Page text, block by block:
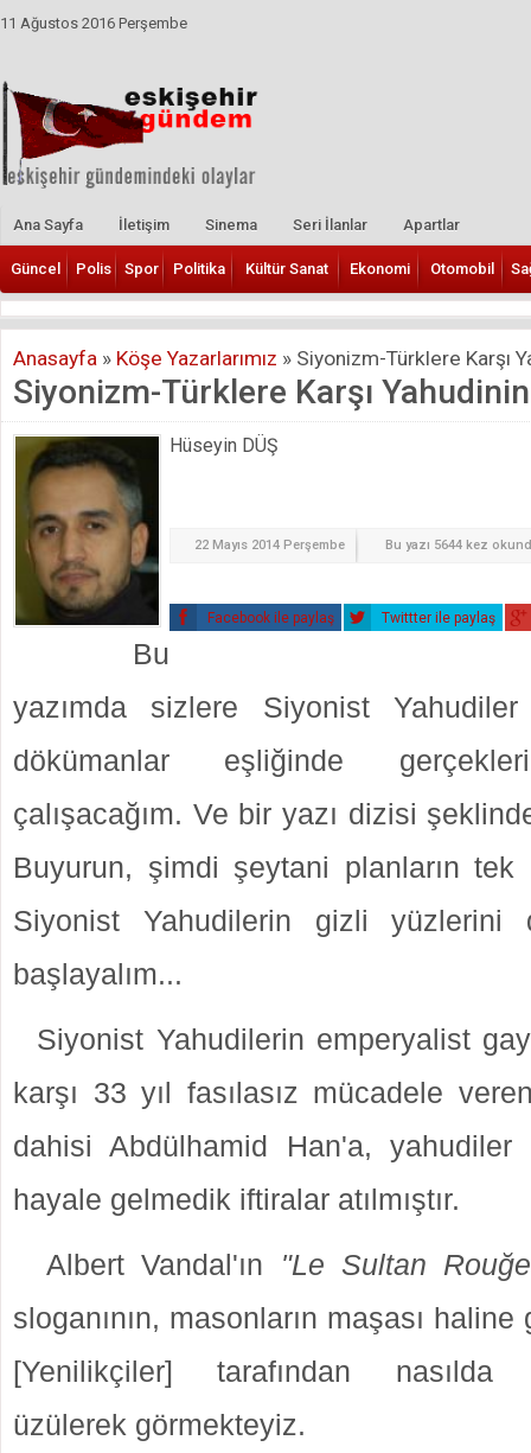
11 Ağustos 2016 Perşembe
Ana Sayfa İletişim Sinema Seri İlanlar Apartlar
Güncel Polis Spor Politika Kültür Sanat Ekonomi Otomobil
Anasayfa » Köşe Yazarlarımız » Siyonizm-Türklere Karşı
Siyonizm-Türklere Karşı
Hüseyin DÜŞ
22 Mayıs 2014 Perşembe Bu yazı 5644 kez
Facebook ile paylaş Twittter ile paylaş
Bu
yazımda sizlere Siyonist
dökümanlar eşliğinde
çalışacağım. Ve bir yazı dizisi
Buyurun, şimdi şeytani planların tek
Siyonist Yahudilerin gizli yüzlerini
başlayalım...
Siyonist Yahudilerin emperyalist
karşı 33 yıl fasılasız mücadele
dahisi Abdülhamid Han'a, yahudiler
hayale gelmedik iftiralar atılmıştır.
Albert Vandal'ın "Le Sultan
sloganının, masonların maşası
[Yenilikçiler] tarafından nasılda
üzülerek görmekteyiz.